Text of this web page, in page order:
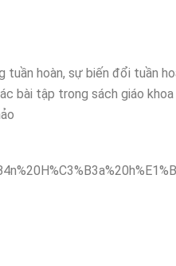
tuần hoàn, sự biến đổi tuần
bài tập trong sách giáo